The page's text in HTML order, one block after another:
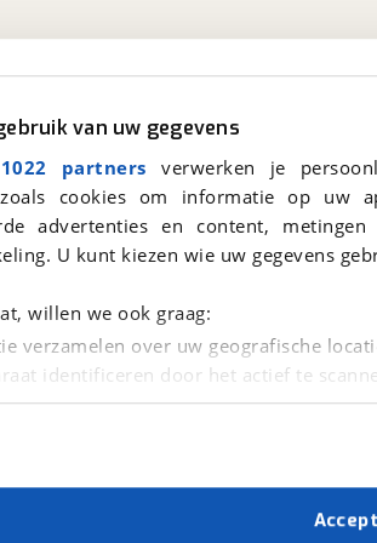
van uw gegevens
partners verwerken je
zoals cookies om informatie op
advertenties en content,
U kunt kiezen wie uw gegevens
willen we ook graag:
verzamelen over uw geografische
identificeren door het actief te
hoe uw persoonlijke gegevens worden
technieken zorgen we
ervoor dat de website goed werkt.
15
van
app
aanbod bij de hand.